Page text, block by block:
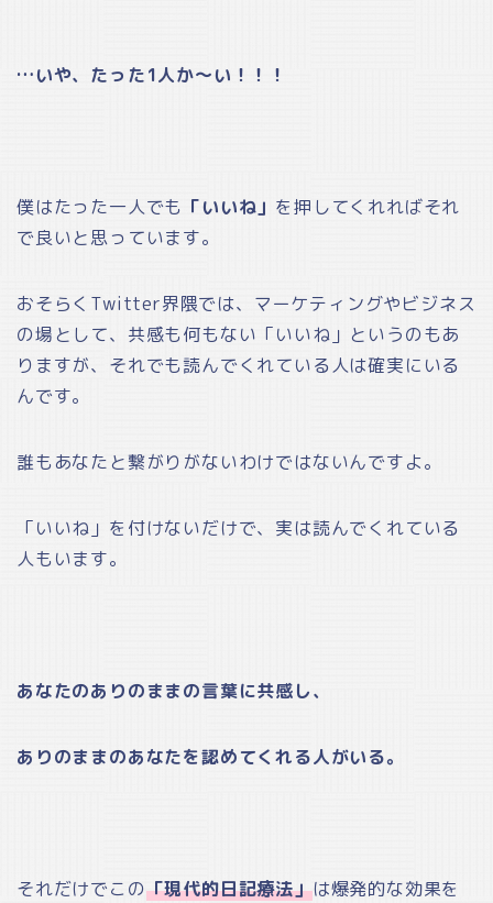
…いや、たった1人か～い！！！
僕はたった一人でも 「いいね」 を押してくれればそれ
で良いと思っています。
おそらくTwitter界隈では、マーケティングやビジネス
の場として、共感も何もない「いいね」というのもあ
りますが、それでも読んでくれている人は確実にいる
んです。
誰もあなたと繋がりがないわけではないんですよ。
「いいね」を付けないだけで、実は読んでくれている
人もいます。
あなたのありのままの言葉に共感し、
ありのままのあなたを認めてくれる人がいる。
それだけでこの「現代的日記療法」は爆発的な効果を